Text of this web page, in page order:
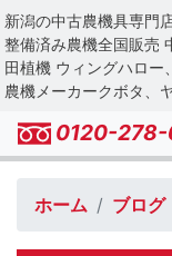
新潟の中古農機具専門
整備済み農機全国販売
田植機 ウィングハロー
農機メーカークボタ、
0120-
ホーム ブログ